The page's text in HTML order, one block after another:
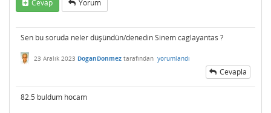
Cevap Yorum
Sen bu soruda neler düşündün/denedin Sinem caglayantas ?
23 Aralık 2023 DoganDonmez tarafından yorumlandı
Cevapla
82.5 buldum hocam